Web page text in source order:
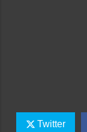
Twitter